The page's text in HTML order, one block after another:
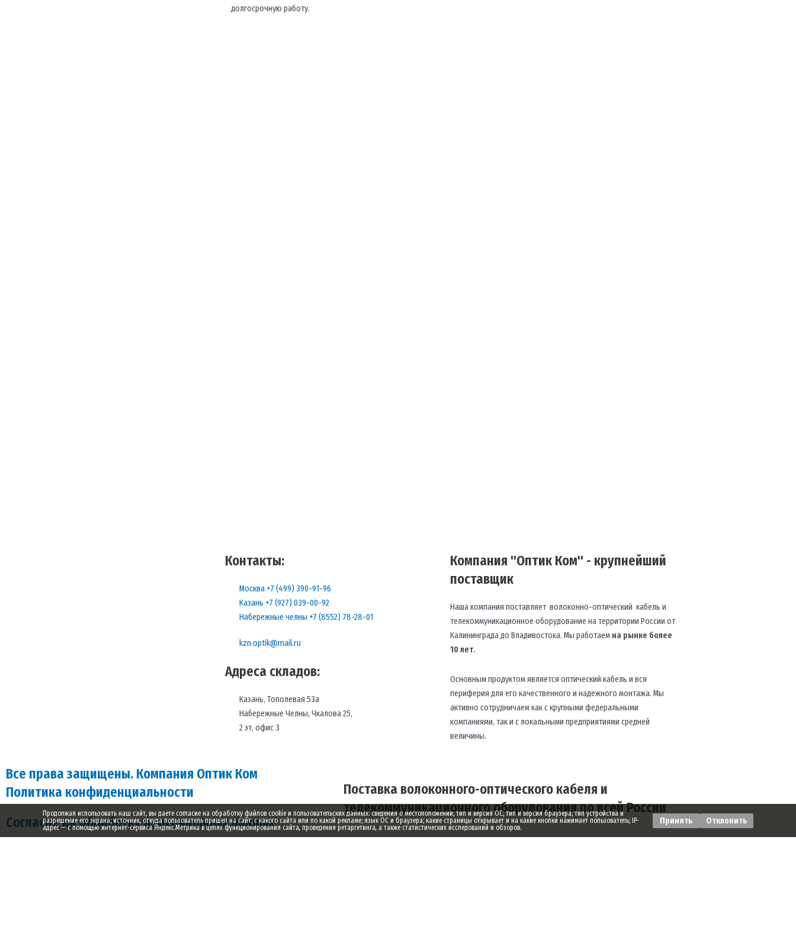
долгосрочную работу.
Контакты:
Москва +7 (499) 390-91-96
Казань +7 (927) 039-00-92
Набережные челны +7 (8552) 78-28-01
kzn.optik@mail.ru
Адреса складов:
Казань, Тополевая 53а
Набережные Челны, Чкалова 25,
2 эт, офис 3
Компания "Оптик Ком" - крупнейший
поставщик
Наша компания поставляет волоконно-оптический кабель и
телекоммуникационное оборудование на территории России от
Калининграда до Владивостока. Мы работаем на рынке более
10 лет.
Основным продуктом является оптический кабель и вся
периферия для его качественного и надежного монтажа. Мы
активно сотрудничаем как с крупными федеральными
компаниями, так и с локальными предприятиями средней
величины.
Все права защищены. Компания Оптик Ком
Политика конфиденциальности
Согласие на обработку персональных данных
Поставка волоконного-оптического кабеля и
телекоммуникационного оборудования по всей России
Продолжая использовать наш сайт, вы даете согласие на обработку файлов cookie и пользовательских данных: сведения о местоположении; тип и версия ОС; тип и версия браузера; тип устройства и
разрешение его экрана; источник, откуда пользователь пришел на сайт; с какого сайта или по какой рекламе; язык ОС и браузера; какие страницы открывает и на какие кнопки нажимает пользователь; IP-
адрес — с помощью интернет-сервиса Яндекс.Метрика в целях функционирования сайта, проведения ретаргетинга, а также статистических исследований и обзоров.
Принять Отклонить